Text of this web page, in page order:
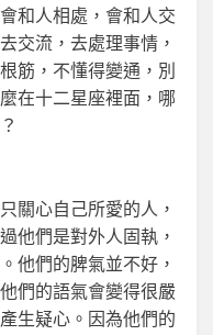
人相處，會和人交
交流，去處理事情，
筋，不懂得變通，別
在十二星座裡面，哪
心自己所愛的人，
他們是對外人固執，
他們的脾氣並不好，
們的語氣會變得很嚴
生疑心。因為他們的